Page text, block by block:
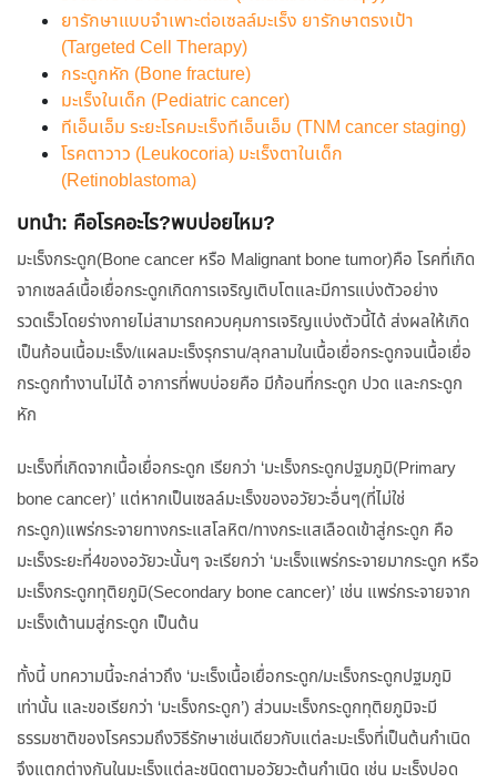
ยารักษาแบบจำเพาะต่อเซลล์มะเร็ง ยารักษาตรงเป้า
(Targeted Cell Therapy)
กระดูกหัก (Bone fracture)
มะเร็งในเด็ก (Pediatric cancer)
ทีเอ็นเอ็ม ระยะโรคมะเร็งทีเอ็นเอ็ม (TNM cancer staging)
โรคตาวาว (Leukocoria) มะเร็งตาในเด็ก
(Retinoblastoma)
บทนำ: คือโรคอะไร?พบบ่อยไหม?
มะเร็งกระดูก(Bone cancer หรือ Malignant bone tumor)คือ โรคที่เกิด
จากเซลล์เนื้อเยื่อกระดูกเกิดการเจริญเติบโตและมีการแบ่งตัวอย่าง
รวดเร็วโดยร่างกายไม่สามารถควบคุมการเจริญแบ่งตัวนี้ได้ ส่งผลให้เกิด
เป็นก้อนเนื้อมะเร็ง/แผลมะเร็งรุกราน/ลุกลามในเนื้อเยื่อกระดูกจนเนื้อเยื่อ
กระดูกทำงานไม่ได้ อาการที่พบบ่อยคือ มีก้อนที่กระดูก ปวด และกระดูก
หัก
มะเร็งที่เกิดจากเนื้อเยื่อกระดูก เรียกว่า ‘มะเร็งกระดูกปฐมภูมิ(Primary
bone cancer)’ แต่หากเป็นเซลล์มะเร็งของอวัยวะอื่นๆ(ที่ไม่ใช่
กระดูก)แพร่กระจายทางกระแสโลหิต/ทางกระแสเลือดเข้าสู่กระดูก คือ
มะเร็งระยะที่4ของอวัยวะนั้นๆ จะเรียกว่า ‘มะเร็งแพร่กระจายมากระดูก หรือ
มะเร็งกระดูกทุติยภูมิ(Secondary bone cancer)’ เช่น แพร่กระจายจาก
มะเร็งเต้านมสู่กระดูก เป็นต้น
ทั้งนี้ บทความนี้จะกล่าวถึง ‘มะเร็งเนื้อเยื่อกระดูก/มะเร็งกระดูกปฐมภูมิ
เท่านั้น และขอเรียกว่า ‘มะเร็งกระดูก’) ส่วนมะเร็งกระดูกทุติยภูมิจะมี
ธรรมชาติของโรครวมถึงวิธีรักษาเช่นเดียวกับแต่ละมะเร็งที่เป็นต้นกำเนิด
จึงแตกต่างกันในมะเร็งแต่ละชนิดตามอวัยวะต้นกำเนิด เช่น มะเร็งปอด